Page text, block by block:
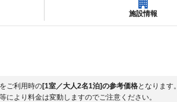
施設情報
ご利用時の[1室／大人2名1泊]の参考価格となります。
により料金は変動しますのでご注意ください。